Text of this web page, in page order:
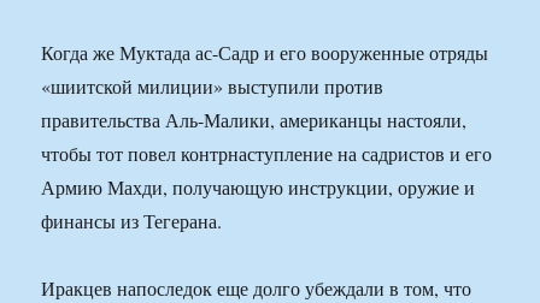
Когда же Муктада ас-Садр и его вооруженные отряды
«шиитской милиции» выступили против
правительства Аль-Малики, американцы настояли,
чтобы тот повел контрнаступление на садристов и его
Армию Махди, получающую инструкции, оружие и
финансы из Тегерана.
Иракцев напоследок еще долго убеждали в том, что